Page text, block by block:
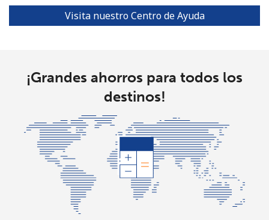
Visita nuestro Centro de Ayuda
¡Grandes ahorros para todos los
destinos!